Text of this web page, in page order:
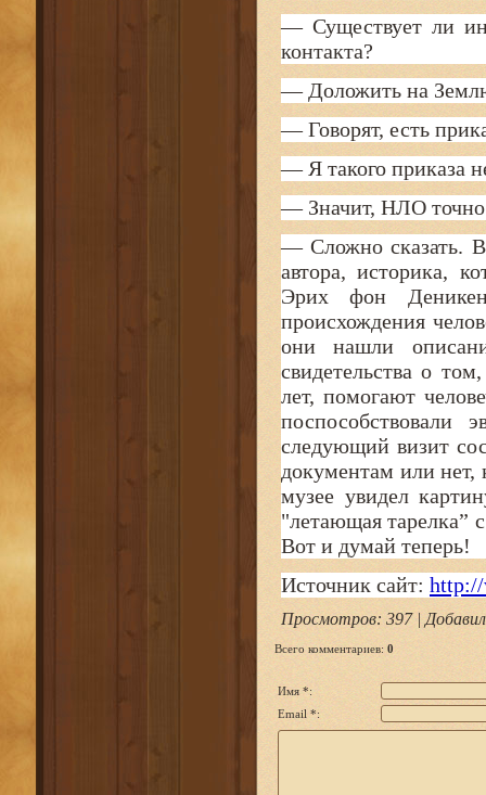
— Существует ли
контакта?
— Доложить на
— Говорят, есть
— Я такого приказа
— Значит, НЛО точно
— Сложно сказать. В
автора, историка,
Эрих фон
происхождения
они нашли
свидетельства о
лет, помогают
поспособствовали
следующий визит
документам или
музее увидел
"летающая тарелка”
Вот и думай теперь!
Источник сайт:
Просмотров: 397 | Добавил
Всего комментариев: 0
Имя *:
Email *: